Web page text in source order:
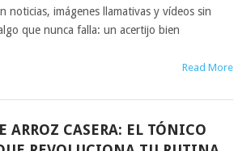
noticias, imágenes llamativas y vídeos sin
que nunca falla: un acertijo bien
Read More
ARROZ CASERA: EL TÓNICO